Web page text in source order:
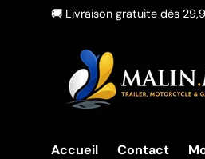
🚚 Livraison gratuite dès
Accueil Contact